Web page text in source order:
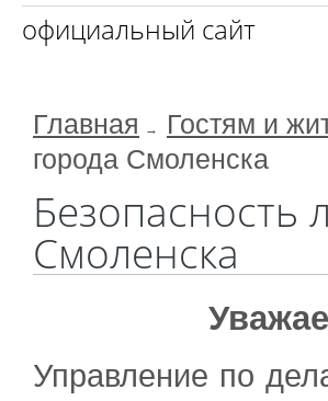
официальный сайт
Главная Гостям и
города Смоленска
Безопасность
Смоленска
Управление по